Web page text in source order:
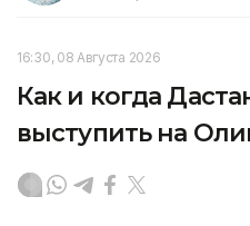
16:30, 08 Августа 2026
Как и когда
выступить на